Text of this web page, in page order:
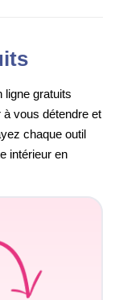
ligne gratuits
vous détendre et
chaque outil
intérieur en